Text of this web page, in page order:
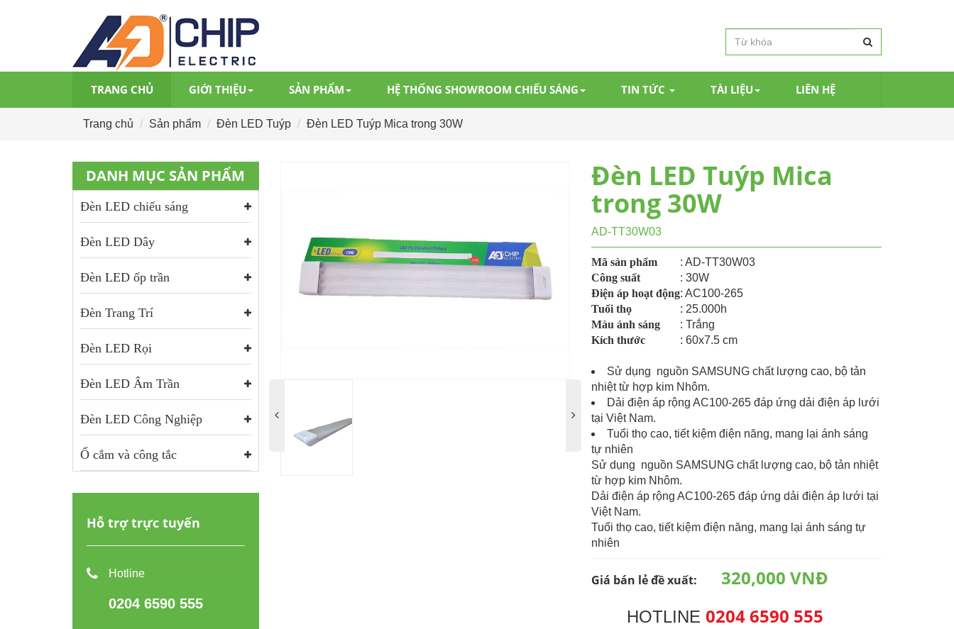
TRANG CHỦ GIỚI THIỆU SẢN PHẨM HỆ THỐNG SHOWROOM CHIẾU SÁNG TIN TỨC TÀI LIỆU LIÊN HỆ
Trang chủ Sản phẩm Đèn LED Tuýp Đèn LED Tuýp Mica trong 30W
DANH MỤC SẢN PHẨM
Đèn LED chiếu sáng
Đèn LED Dây
Đèn LED ốp trần
Đèn Trang Trí
Đèn LED Rọi
Đèn LED Âm Trần
Đèn LED Công Nghiệp
Ổ cắm và công tắc
Hỗ trợ trực tuyến
Hotline
0204 6590 555
Đèn LED Tuýp Mica
trong 30W
AD-TT30W03
Mã sản phẩm
: AD-TT30W03
Công suất
: 30W
Điện áp hoạt động: AC100-265
Tuổi thọ
: 25.000h
Màu ánh sáng
: Trắng
Kích thước
: 60x7.5 cm
Sử dụng nguồn SAMSUNG chất lượng cao, bộ tản
nhiệt từ hợp kim Nhôm.
Dải điện áp rộng AC100-265 đáp ứng dải điện áp lưới
tại Việt Nam.
Tuổi thọ cao, tiết kiệm điện năng, mang lại ánh sáng
tự nhiên
Sử dụng nguồn SAMSUNG chất lượng cao, bộ tản nhiệt
từ hợp kim Nhôm.
Dải điện áp rộng AC100-265 đáp ứng dải điện áp lưới tại
Việt Nam.
Tuổi thọ cao, tiết kiệm điện năng, mang lại ánh sáng tự
nhiên
Giá bán lẻ đề xuất: 320,000 VNĐ
HOTLINE0204 6590 555